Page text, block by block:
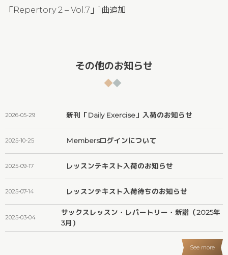
「Repertory 2 – Vol.7」1曲追加
その他のお知らせ
2026-05-29 新刊「Daily Exercise」入荷のお知らせ
2025-10-25 Membersログインについて
2025-09-17 レッスンテキスト入荷のお知らせ
2025-07-14 レッスンテキスト入荷待ちのお知らせ
2025-03-04
サックスレッスン・レパートリー・新譜（2025年
3月）
See more